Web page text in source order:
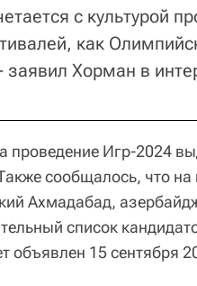
с культурой
как
Хорман в
проведение Игр-2024
сообщалось, что
Ахмадабад,
список
объявлен 15 сентября